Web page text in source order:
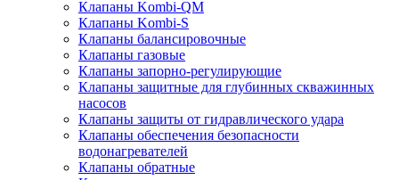
Клапаны Kombi-QM
Клапаны Kombi-S
Клапаны балансировочные
Клапаны газовые
Клапаны запорно-регулирующие
Клапаны защитные для глубинных скважинных
насосов
Клапаны защиты от гидравлического удара
Клапаны обеспечения безопасности
водонагревателей
Клапаны обратные